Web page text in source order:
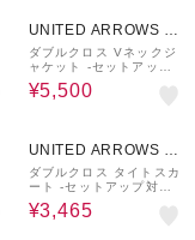
UNITED ARROWS O
UTLET
ダブルクロス Vネックジ
ャケット ‐セットアップ
対応・ ウォッシャブル‐
＜A DAY IN THE LIFE
¥5,500
UNITED ARROWS O
UTLET
ダブルクロス タイトスカ
ート ‐セットアップ対
応・ウォッシャブル‐ ＜A
DAY IN THE LIFE＞
¥3,465